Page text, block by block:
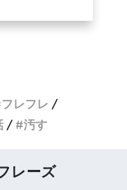
フレフレ
汚す
レーズ